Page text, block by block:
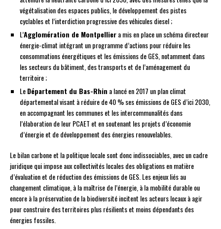
végétalisation des espaces publics, le développement des pistes
cyclables et l’interdiction progressive des véhicules diesel ;
L’Agglomération de Montpelliera mis en place un schéma directeur
énergie-climat intégrant un programme d’actions pour réduire les
consommations énergétiques et les émissions de GES, notamment dans
les secteurs du bâtiment, des transports et de l’aménagement du
territoire ;
LeDépartement du Bas-Rhin a lancé en 2017 un plan climat
départemental visant à réduire de 40 % ses émissions de GES d’ici 2030,
en accompagnant les communes et les intercommunalités dans
l’élaboration de leur PCAET et en soutenant les projets d’économie
d’énergie et de développement des énergies renouvelables.
Le bilan carbone et la politique locale sont donc indissociables, avec un cadre
juridique qui impose aux collectivités locales des obligations en matière
d’évaluation et de réduction des émissions de GES. Les enjeux liés au
changement climatique, à la maîtrise de l’énergie, à la mobilité durable ou
encore à la préservation de la biodiversité incitent les acteurs locaux à agir
pour construire des territoires plus résilients et moins dépendants des
énergies fossiles.